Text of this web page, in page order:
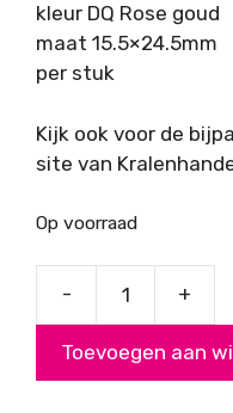
kleur DQ Rose goud
maat 15.5×24.5mm
per stuk
Kijk ook voor de
site van
Op voorraad
- +
Toevoegen aan